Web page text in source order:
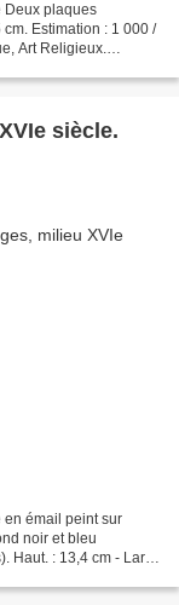
Deux plaques
Estimation : 1 000 /
Art Religieux.
siècle.
en émail peint sur
noir et bleu
: 13,4 cm - Larg.